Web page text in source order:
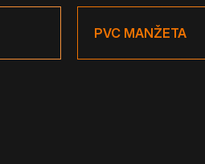
PVC MANŽETA